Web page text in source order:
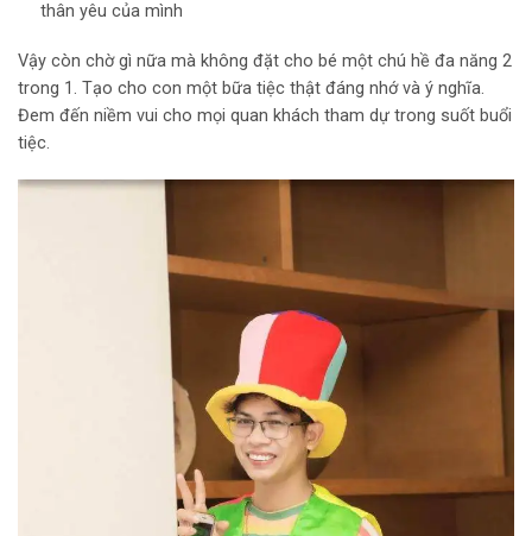
thân yêu của mình
Vậy còn chờ gì nữa mà không đặt cho bé một chú hề đa năng 2
trong 1. Tạo cho con một bữa tiệc thật đáng nhớ và ý nghĩa.
Đem đến niềm vui cho mọi quan khách tham dự trong suốt buổi
tiệc.